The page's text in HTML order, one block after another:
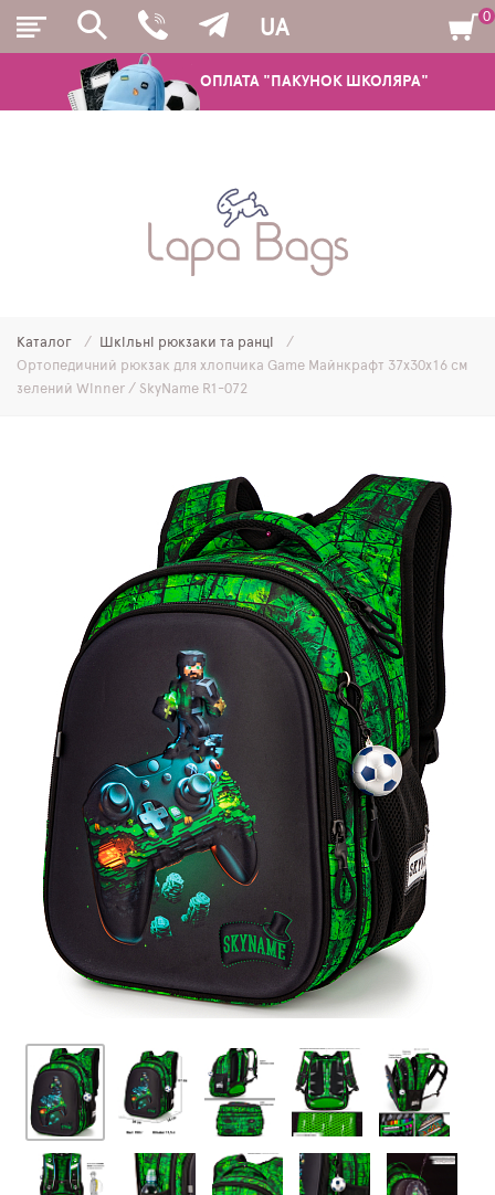
ОПЛАТА "ПАКУНОК ШКОЛЯРА"
UA
ШКІЛЬНІ РЮКЗАКИ ТА РАНЦІ
МОЛОДІЖНІ РЮКЗАКИ
ПЛЯШКИ ДЛЯ ВОДИ
SCHOOL STANDARD
SKYNAME
РОЗПРОДАЖ
0
Каталог
Шкільні рюкзаки та ранці
Ортопедичний рюкзак для хлопчика Game Майнкрафт 37х30х16 см
зелений Winner / SkyName R1-072